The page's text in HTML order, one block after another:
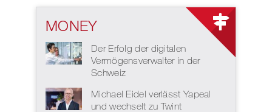
MONEY
Der Erfolg der digitalen
Vermögensverwalter in der
Schweiz
Michael Eidel verlässt Yapeal
und wechselt zu Twint